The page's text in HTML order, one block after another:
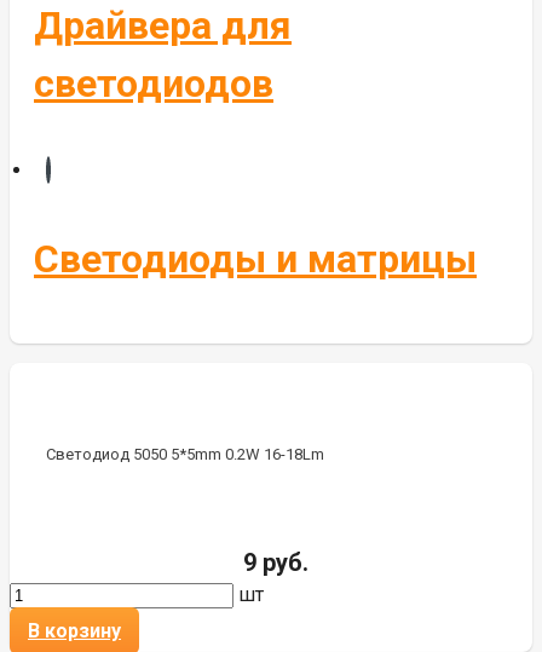
Драйвера для
светодиодов
Светодиоды и матрицы
Светодиод 5050 5*5mm 0.2W 16-18Lm
9 руб.
шт
В корзину